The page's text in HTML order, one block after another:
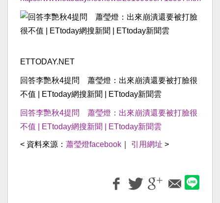
ETTODAY.NET
回答李艷秋4提問 蕭瑩燈：出來崩潰還要被打臉很
不值 | ETtoday網搜新聞 | ETtoday新聞雲
回答李艷秋4提問 蕭瑩燈：出來崩潰還要被打臉很
不值 | ETtoday網搜新聞 | ETtoday新聞雲
< 資料來源： 蕭瑩燈facebook 引用網址 >